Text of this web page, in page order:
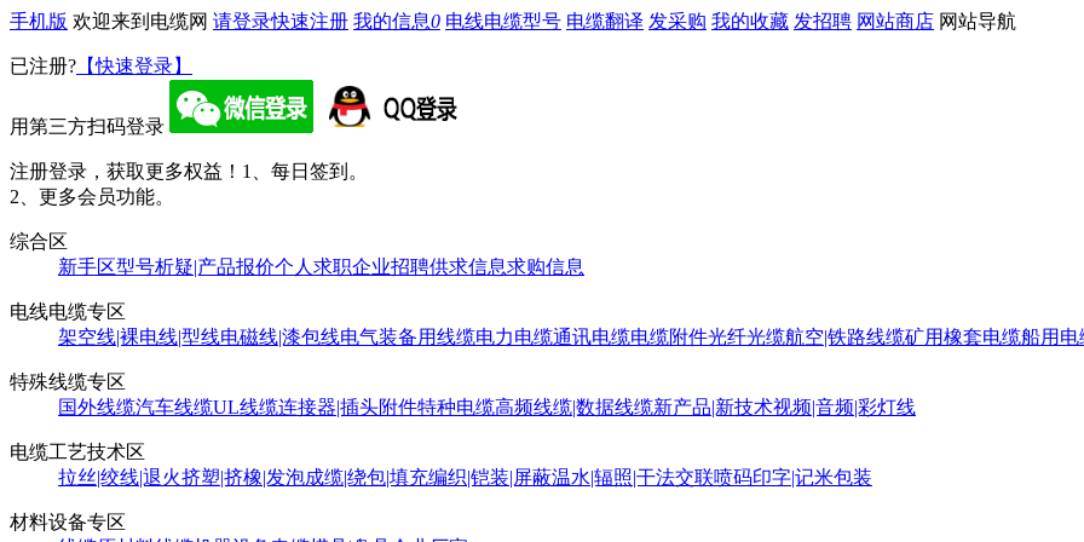
手机版 欢迎来到电缆网 请登录快速注册 我的信息0 电线电缆型号 电缆翻译 发采购 我的收藏 发招聘 网站商店 网站导航
已注册? 【快速登录】
用第三方扫码登录
注册登录，获取更多权益！ 1、每日签到。
2、更多会员功能。
综合区
新手区型号析疑|产品报价个人求职企业招聘供求信息求购信息
电线电缆专区
架空线|裸电线|型线电磁线|漆包线电气装备用线缆电力电缆通讯电缆电缆附件光纤光缆航空|铁路线缆矿用橡套电缆船用电
特殊线缆专区
国外线缆汽车线缆UL线缆连接器|插头附件特种电缆高频线缆|数据线缆新产品|新技术视频|音频|彩灯线
电缆工艺技术区
拉丝|绞线|退火挤塑|挤橡|发泡成缆|绕包|填充编织|铠装|屏蔽温水|辐照|干法交联喷码印字|记米包装
材料设备专区